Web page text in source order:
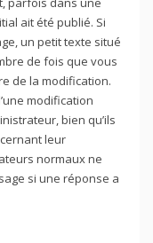
ait été publié. Si
un petit texte situé
de fois que vous
de la modification.
modification
bien qu’ils
leur
normaux ne
si une réponse a